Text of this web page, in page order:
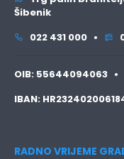
Šibenik
022 431 000 •
OIB: 55644094063 •
IBAN:
RADNO VRIJEME